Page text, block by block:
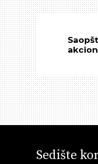
Sedište